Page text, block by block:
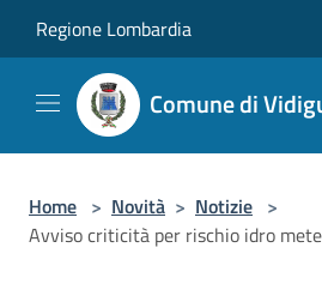
Regione Lombardia
Comune di
Home > Novità > Notizie >
Avviso criticità per rischio idro